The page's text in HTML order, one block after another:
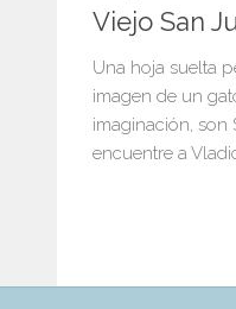
Viejo San
Una hoja suelta
imagen de un
imaginación,
encuentre a